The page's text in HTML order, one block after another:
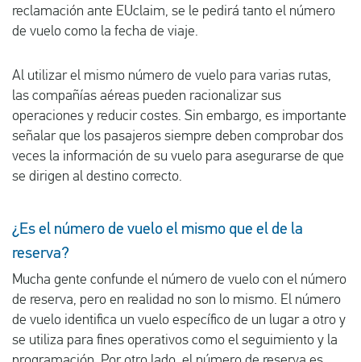
reclamación ante EUclaim, se le pedirá tanto el número
de vuelo como la fecha de viaje.
Al utilizar el mismo número de vuelo para varias rutas,
las compañías aéreas pueden racionalizar sus
operaciones y reducir costes. Sin embargo, es importante
señalar que los pasajeros siempre deben comprobar dos
veces la información de su vuelo para asegurarse de que
se dirigen al destino correcto.
¿Es el número de vuelo el mismo que el de la
reserva?
Mucha gente confunde el número de vuelo con el número
de reserva, pero en realidad no son lo mismo. El número
de vuelo identifica un vuelo específico de un lugar a otro y
se utiliza para fines operativos como el seguimiento y la